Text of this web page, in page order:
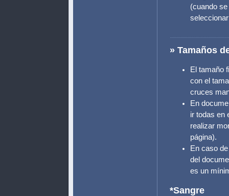
(cuando
» Tamaños
El tamaño
con el
cruces
En
ir todas en
realizar
página).
En caso
del
es un
*Sangre